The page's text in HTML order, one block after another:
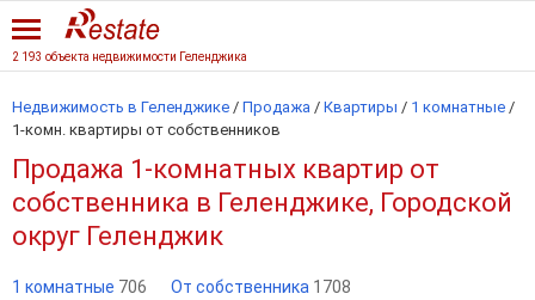
2 193 объекта недвижимости Геленджика
Недвижимость в Геленджике / Продажа / Квартиры / 1 комнатные /
1-комн. квартиры от собственников
Продажа 1-комнатных квартир от
собственника в Геленджике, Городской
округ Геленджик
1 комнатные 706 От собственника 1708